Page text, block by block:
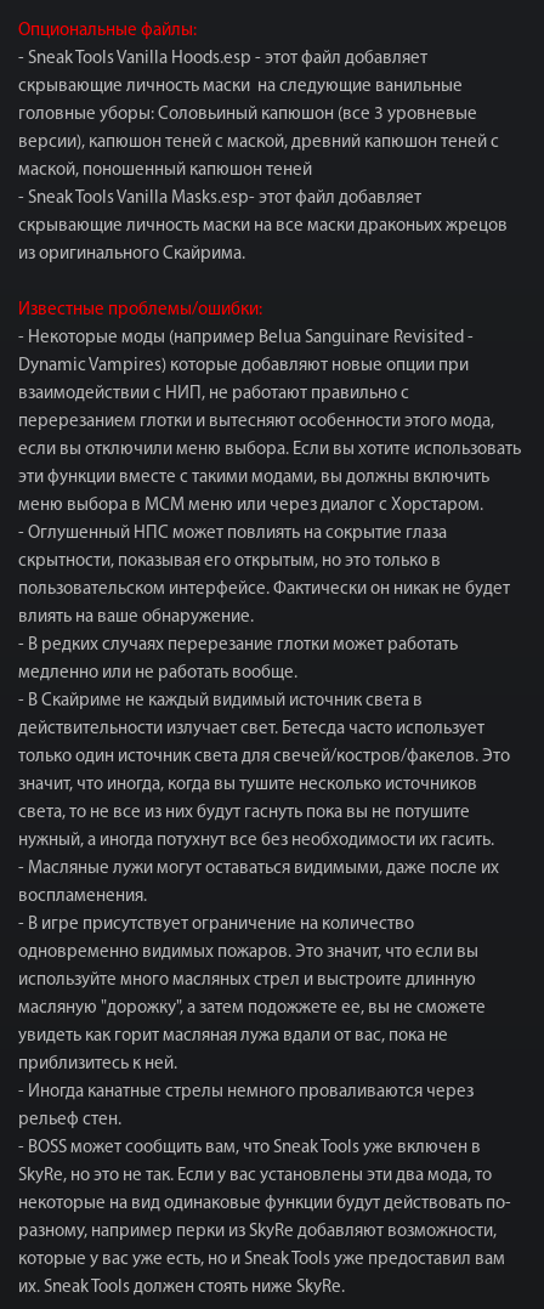
Опциональные файлы:
- Sneak Tools Vanilla Hoods.esp - этот файл добавляет
скрывающие личность маски на следующие ванильные
головные уборы: Соловьиный капюшон (все 3 уровневые
версии), капюшон теней с маской, древний капюшон теней с
маской, поношенный капюшон теней
- Sneak Tools Vanilla Masks.esp- этот файл добавляет
скрывающие личность маски на все маски драконьих жрецов
из оригинального Скайрима.
Известные проблемы/ошибки:
- Некоторые моды (например Belua Sanguinare Revisited -
Dynamic Vampires) которые добавляют новые опции при
взаимодействии с НИП, не работают правильно с
перерезанием глотки и вытесняют особенности этого мода,
если вы отключили меню выбора. Если вы хотите использовать
эти функции вместе с такими модами, вы должны включить
меню выбора в МСМ меню или через диалог с Хорстаром.
- Оглушенный НПС может повлиять на сокрытие глаза
скрытности, показывая его открытым, но это только в
пользовательском интерфейсе. Фактически он никак не будет
влиять на ваше обнаружение.
- В редких случаях перерезание глотки может работать
медленно или не работать вообще.
- В Скайриме не каждый видимый источник света в
действительности излучает свет. Бетесда часто использует
только один источник света для свечей/костров/факелов. Это
значит, что иногда, когда вы тушите несколько источников
света, то не все из них будут гаснуть пока вы не потушите
нужный, а иногда потухнут все без необходимости их гасить.
- Масляные лужи могут оставаться видимыми, даже после их
воспламенения.
- В игре присутствует ограничение на количество
одновременно видимых пожаров. Это значит, что если вы
используйте много масляных стрел и выстроите длинную
масляную "дорожку", а затем подожжете ее, вы не сможете
увидеть как горит масляная лужа вдали от вас, пока не
приблизитесь к ней.
- Иногда канатные стрелы немного проваливаются через
рельеф стен.
- BOSS может сообщить вам, что Sneak Tools уже включен в
SkyRe, но это не так. Если у вас установлены эти два мода, то
некоторые на вид одинаковые функции будут действовать по-
разному, например перки из SkyRe добавляют возможности,
которые у вас уже есть, но и Sneak Tools уже предоставил вам
их. Sneak Tools должен стоять ниже SkyRe.